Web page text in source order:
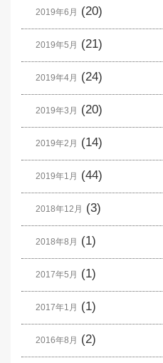
2019年6月 (20)
2019年5月 (21)
2019年4月 (24)
2019年3月 (20)
2019年2月 (14)
2019年1月 (44)
2018年12月 (3)
2018年8月 (1)
2017年5月 (1)
2017年1月 (1)
2016年8月 (2)